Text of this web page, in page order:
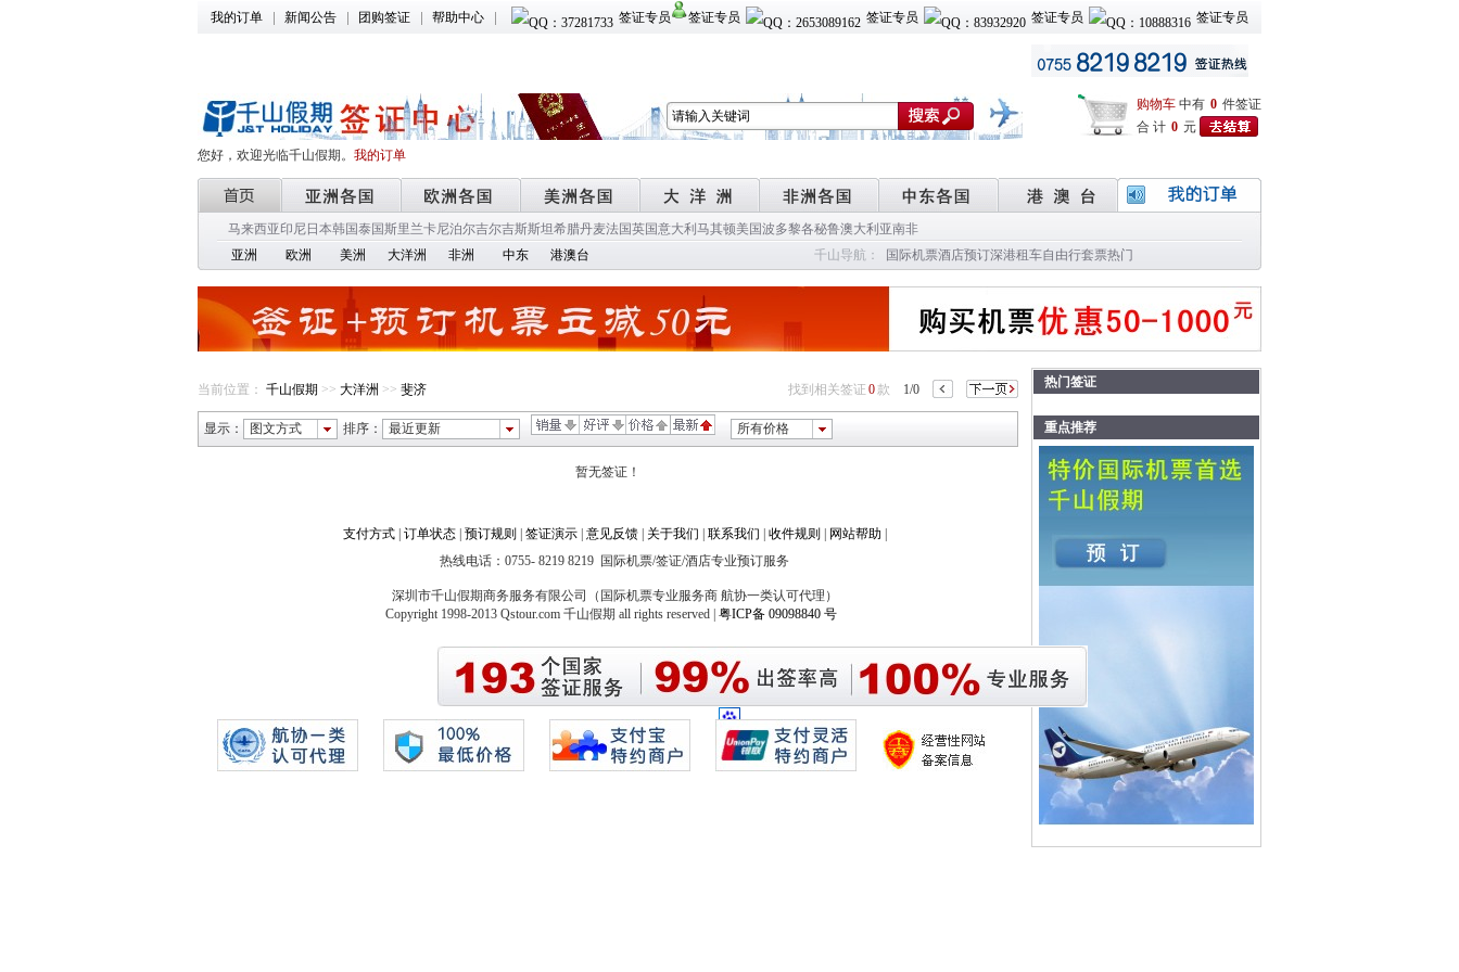
我的订单 新闻公告 团购签证 帮助中心 签证专员 签证专员 签证专员 签证专员 签证专员
您好，欢迎光临千山假期。 我的订单
购物车 中有 0 件签证
合 计 0 元
马来西亚印尼 日本韩国泰国斯里兰卡尼泊尔吉尔吉斯斯坦希腊丹麦法国英国意大利 马其顿美国波多黎各秘鲁澳大利亚南非
亚洲
欧洲 美洲 大洋洲 非洲 中东 港澳台 千山导航： 国际机票酒店预订深港租车自由行套票热门
当前位置： 千山假期 >> 大洋洲 >> 斐济 1/0
找到相关签证 0款
显示： 图文方式 排序： 最近更新 所有价格
暂无签证！
热门签证
重点推荐
支付方式| 订单状态| 预订规则 签证演示| 意见反馈| 关于我们 联系我们 收件规则 网站帮助
热线电话：0755- 8219 8219 国际机票/签证/酒店专业预订服务
深圳市千山假期商务服务有限公司（国际机票专业服务商 航协一类认可代理）
Copyright 1998-2013 Qstour.com 千山假期 all rights reserved | 粤ICP备 09098840 号